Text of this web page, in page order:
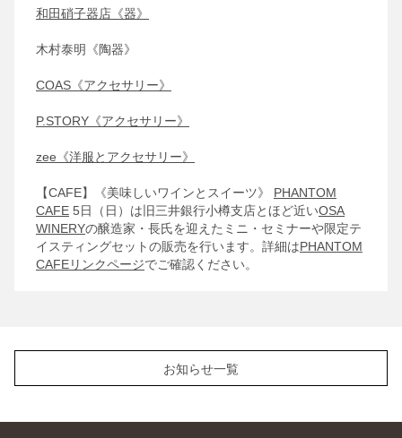
お知らせ一覧
和田硝子器店《器》
木村泰明《陶器》
COAS《アクセサリー》
P.STORY《アクセサリー》
zee《洋服とアクセサリー》
【CAFE】《美味しいワインとスイーツ》
PHANTOM
CAFE 5日（日）は旧三井銀行小樽支店とほど近いOSA
WINERYの醸造家・長氏を迎えたミニ・セミナーや限定テ
イスティングセットの販売を行います。詳細はPHANTOM
CAFEリンクページでご確認ください。